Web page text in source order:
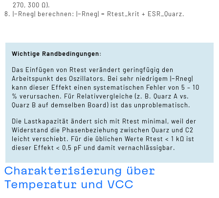
270, 300 Ω).
|−Rneg| berechnen: |−Rneg| = Rtest_krit + ESR_Quarz.
Wichtige Randbedingungen:
Das Einfügen von Rtest verändert geringfügig den
Arbeitspunkt des Oszillators. Bei sehr niedrigem |−Rneg|
kann dieser Effekt einen systematischen Fehler von 5 – 10
% verursachen. Für Relativvergleiche (z. B. Quarz A vs.
Quarz B auf demselben Board) ist das unproblematisch.
Die Lastkapazität ändert sich mit Rtest minimal, weil der
Widerstand die Phasenbeziehung zwischen Quarz und C2
leicht verschiebt. Für die üblichen Werte Rtest < 1 kΩ ist
dieser Effekt < 0,5 pF und damit vernachlässigbar.
Charakterisierung über
Temperatur und VCC